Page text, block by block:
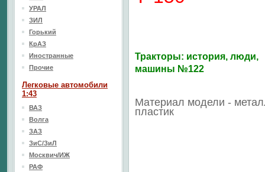
Тракторы: история, люди,
машины №122
Материал модели -
пластик
УРАЛ
ЗИЛ
Горький
КрАЗ
Иностранные
Прочие
Легковые автомобили
1:43
ВАЗ
Волга
ЗАЗ
ЗиС/ЗиЛ
Москвич/ИЖ
РАФ